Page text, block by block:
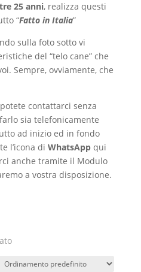
25 anni, realizza questi
“Fatto in Italia”
sulla foto sotto vi
del “telo cane” che
Sempre, ovviamente, che
contattarci senza
sia telefonicamente
ad inizio ed in fondo
l’icona di WhatsAppqui
anche tramite il Modulo
a vostra disposizione.